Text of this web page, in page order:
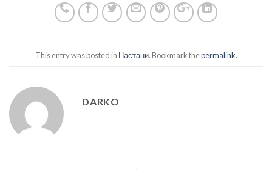
This entry was posted in Настани. Bookmark thepermalink.
DARKO